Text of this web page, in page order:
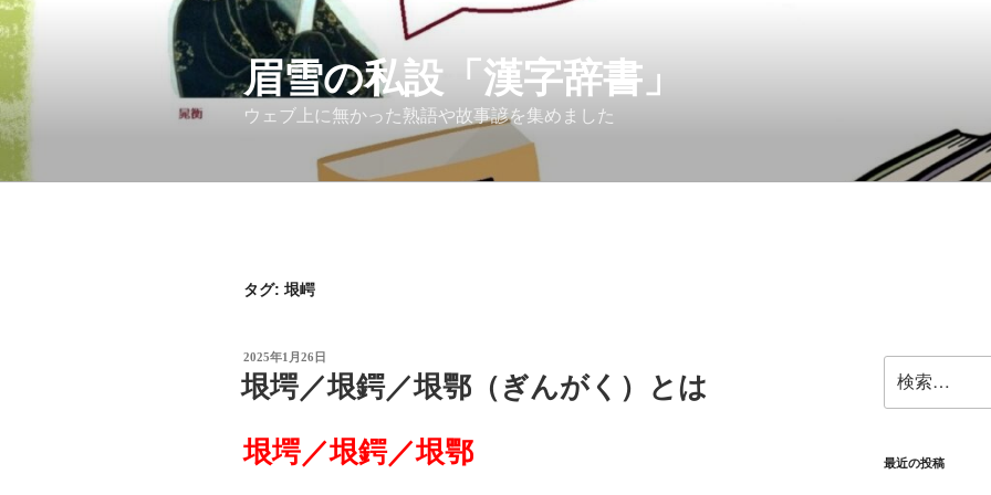
コ
ン
テ
ン
ツ
へ
眉雪の私設「漢字辞書」
ウェブ上に無かった熟語や故事諺を集めました
タグ: 垠崿
投
稿
日:
2025年1月26日
垠堮／垠鍔／垠鄂（ぎんがく）とは
垠堮／垠鍔／垠鄂
索:
最近の投稿